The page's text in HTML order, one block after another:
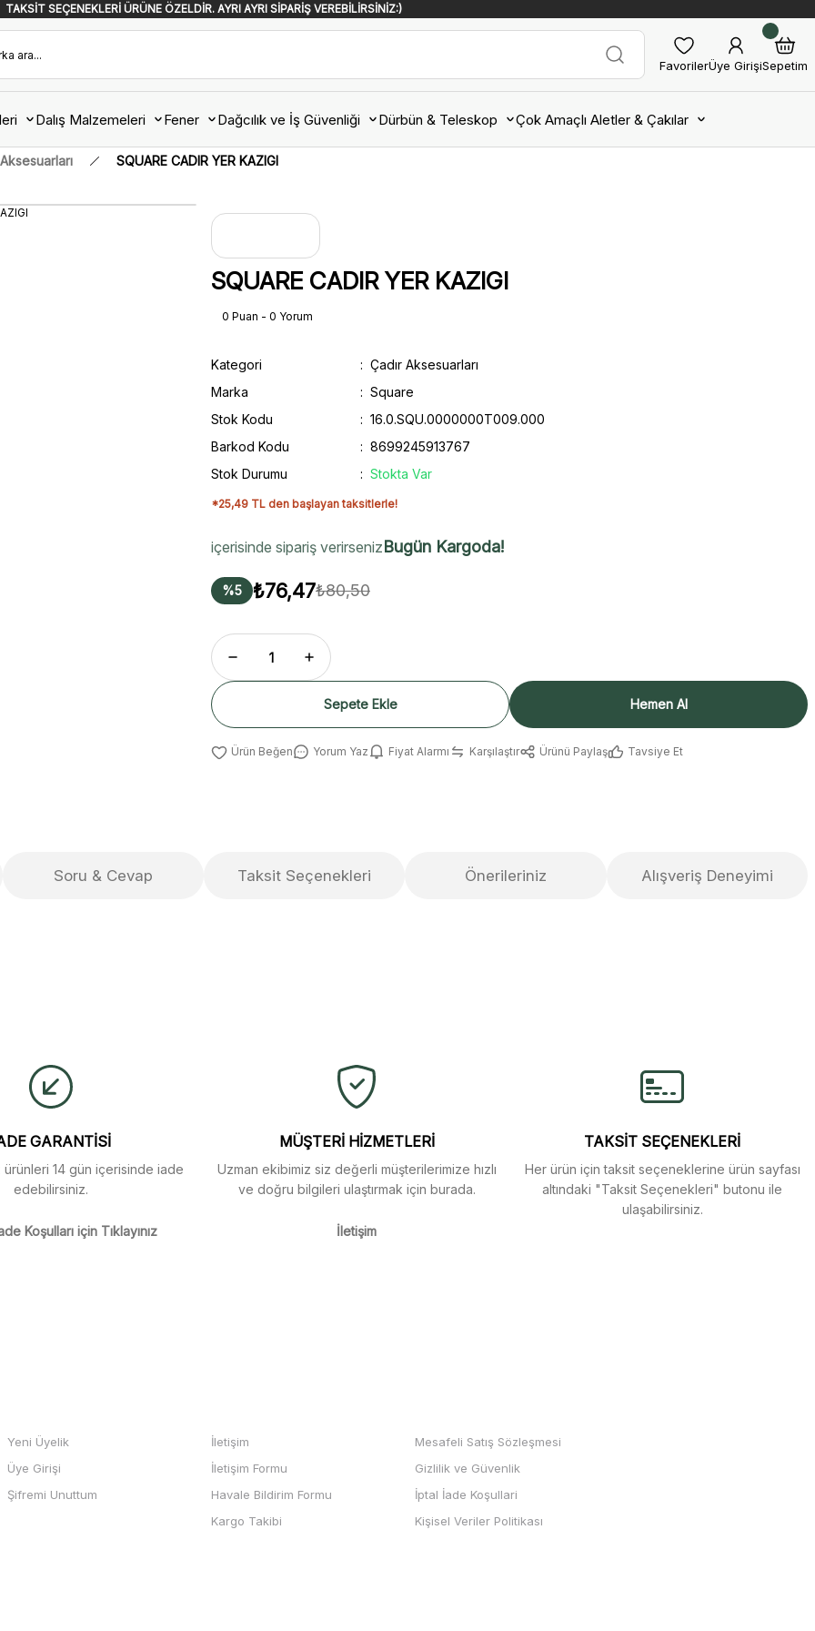
TAKSİT SEÇENEKLERİ ÜRÜNE ÖZELDİR. AYRI AYRI SİPARİŞ VEREBİLİRSİNİZ:)
FavorilerÜye GirişiSepetim
Dalış Malzemeleri Fener Dağcılık ve İş Güvenliği Dürbün & Teleskop Çok Amaçlı Aletler & Çakılar
SQUARE CADIR YER KAZIGI
SQUARE CADIR YER KAZIGI
0 Puan - 0 Yorum
Kategori
Çadır Aksesuarları
Marka
Square
Stok Kodu
16.0.SQU.0000000T009.000
Barkod Kodu
8699245913767
Stok Durumu
Stokta Var
*25,49 TL den başlayan taksitlerle!
içerisinde sipariş verirsenizBugün Kargoda!
%5 ₺76,47₺80,50
Sepete Ekle Hemen Al
Yorum Yaz Fiyat Alarmı Karşılaştır Ürünü Paylaş Tavsiye Et
Soru & Cevap Taksit Seçenekleri Önerileriniz Alışveriş Deneyimi
ve odeme kolay , büyük
GARANTİSİ
ürünleri 14 gün içerisinde iade
edebilirsiniz.
Koşulları için Tıklayınız
MÜŞTERİ HİZMETLERİ
Uzman ekibimiz siz değerli müşterilerimize hızlı
ve doğru bilgileri ulaştırmak için burada.
İletişim
TAKSİT SEÇENEKLERİ
Her ürün için taksit seçeneklerine ürün sayfası
altındaki "Taksit Seçenekleri" butonu ile
ulaşabilirsiniz.
Yeni Üyelik
Üye Girişi
Şifremi Unuttum
İletişim
İletişim Formu
Havale Bildirim Formu
Kargo Takibi
Mesafeli Satış Sözleşmesi
Gizlilik ve Güvenlik
İptal İade Koşullari
Kişisel Veriler Politikası